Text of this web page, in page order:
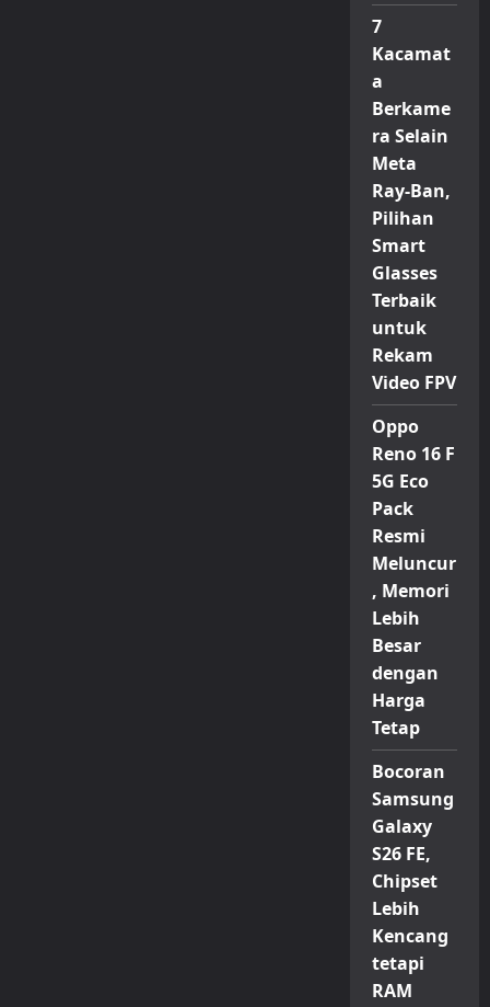
7
Kacamat
a
Berkame
ra Selain
Meta
Ray-Ban,
Pilihan
Smart
Glasses
Terbaik
untuk
Rekam
Video FPV
Oppo
Reno 16 F
5G Eco
Pack
Resmi
Meluncur
, Memori
Lebih
Besar
dengan
Harga
Tetap
Bocoran
Samsung
Galaxy
S26 FE,
Chipset
Lebih
Kencang
tetapi
RAM